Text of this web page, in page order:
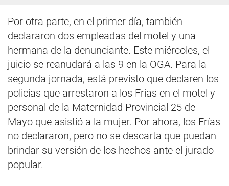
Por otra parte, en el primer día, también
declararon dos empleadas del motel y una
hermana de la denunciante. Este miércoles, el
juicio se reanudará a las 9 en la OGA. Para la
segunda jornada, está previsto que declaren los
policías que arrestaron a los Frías en el motel y
personal de la Maternidad Provincial 25 de
Mayo que asistió a la mujer. Por ahora, los Frías
no declararon, pero no se descarta que puedan
brindar su versión de los hechos ante el jurado
popular.